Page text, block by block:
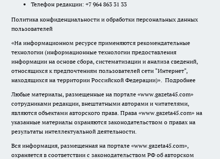
Телефон редакции: +7 964 863 31 33
Политика конфиденциальности и обработки персональных данных
пользователей
«На информационном ресурсе применяются рекомендательные
технологии (информационные технологии предоставления
информации на основе сбора, систематизации и анализа сведений,
относящихся к предпочтениям пользователей сети "Интернет",
находящихся на территории Российской Федерации)». Подробнее
Любые материалы, размещенные на портале «www.gazeta45.com»
сотрудниками редакции, внештатными авторами и читателями,
являются объектами авторского права. Права «www.gazeta45.com» на
указанные материалы охраняются законодательством о правах на
результаты интеллектуальной деятельности.
Вся информация, размещенная на портале «www.gazeta45.com»,
охраняется в соответствии с законодательством РФ об авторском